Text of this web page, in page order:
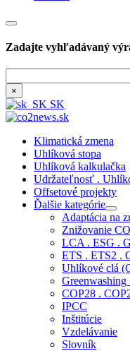
Zadajte vyhľadávaný
×
SK
Klimatická zmena
Uhlíková stopa
Uhlíková kalkulačka
Udržateľnosť .
Offsetové projekty
Ďalšie kategórie
Adaptácia na
Znižovanie
LCA . ESG .
ETS . ETS2 .
Uhlíkové clá
Greenwashing
COP28 .
IPCC
Inštitúcie
Vzdelávanie
Slovník